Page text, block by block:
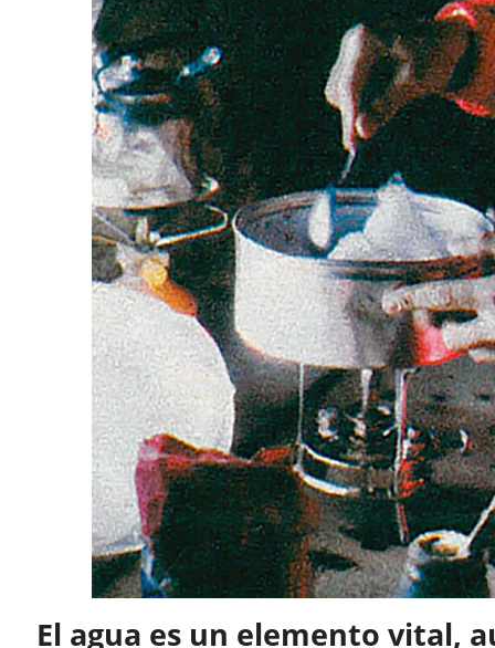
El agua es un elemento vital,